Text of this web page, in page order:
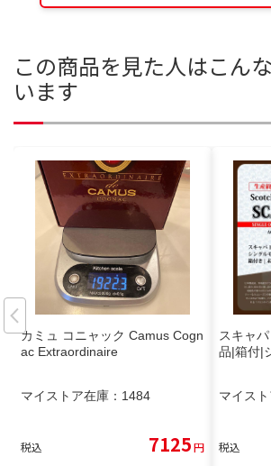
この商品を見た人はこん
います
カミュ コニャック Camus Cogn
ac Extraordinaire
マイストア在庫： 1484
税込 7125円
スキャ
品|箱付|
マイスト
税込